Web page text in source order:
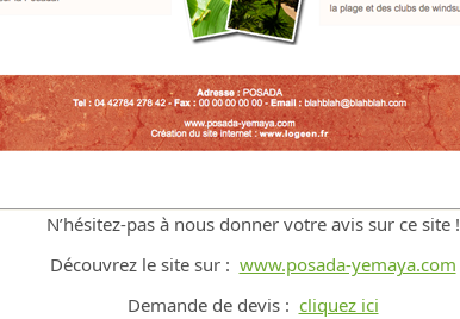
N’hésitez-pas à nous donner votre avis sur ce site !
Découvrez le site sur : www.posada-yemaya.com
Demande de devis : cliquez ici